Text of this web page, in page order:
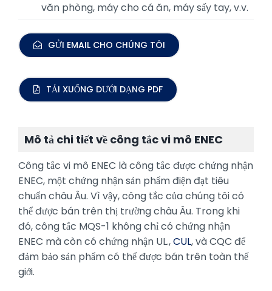
văn phòng, máy cho cá ăn, máy sấy tay, v.v.
GỬI EMAIL CHO CHÚNG TÔI
TẢI XUỐNG DƯỚI DẠNG PDF
Mô tả chi tiết về công tắc vi mô ENEC
Công tắc vi mô ENEC là công tắc được chứng nhận
ENEC, một chứng nhận sản phẩm điện đạt tiêu
chuẩn châu Âu. Vì vậy, công tắc của chúng tôi có
thể được bán trên thị trường châu Âu. Trong khi
đó, công tắc MQS-1 không chỉ có chứng nhận
ENEC mà còn có chứng nhận UL.,CUL, và CQC để
đảm bảo sản phẩm có thể được bán trên toàn thế
giới.